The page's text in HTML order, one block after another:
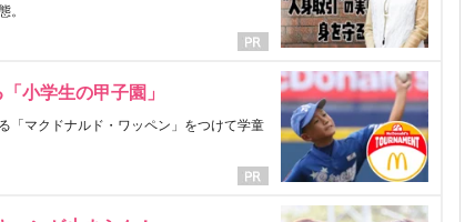
。
小学生の甲子園」
「マクドナルド・ワッペン」をつけて学童